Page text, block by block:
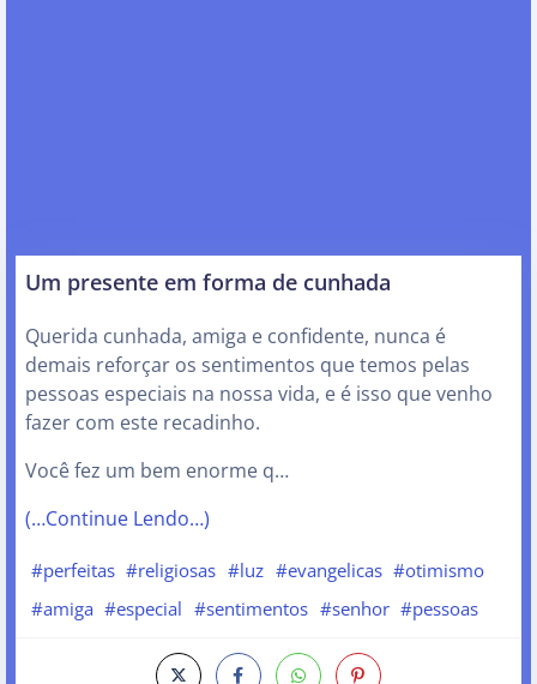
Um presente em forma de cunhada
Querida cunhada, amiga e confidente, nunca é
demais reforçar os sentimentos que temos pelas
pessoas especiais na nossa vida, e é isso que venho
fazer com este recadinho.
Você fez um bem enorme q…
(…Continue Lendo…)
#perfeitas #religiosas #luz #evangelicas #otimismo
#amiga #especial #sentimentos #senhor #pessoas